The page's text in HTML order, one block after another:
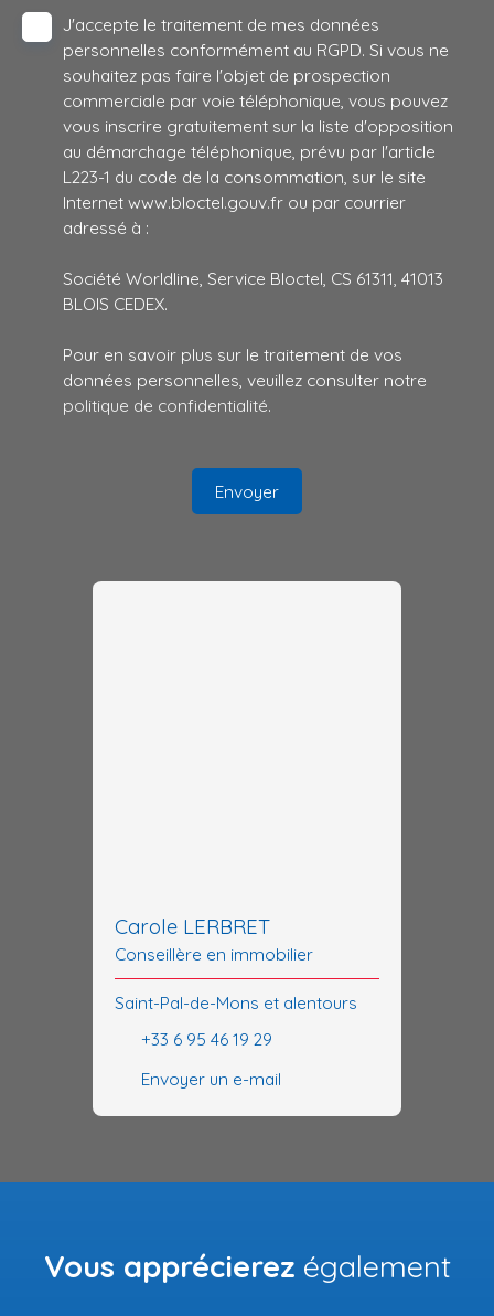
J'accepte le traitement de mes données
personnelles conformément au RGPD. Si vous ne
souhaitez pas faire l'objet de prospection
commerciale par voie téléphonique, vous pouvez
vous inscrire gratuitement sur la liste d'opposition
au démarchage téléphonique, prévu par l'article
L223-1 du code de la consommation, sur le site
Internet www.bloctel.gouv.fr ou par courrier
adressé à :
Société Worldline, Service Bloctel, CS 61311, 41013
BLOIS CEDEX.
Pour en savoir plus sur le traitement de vos
données personnelles, veuillez consulter notre
politique de confidentialité.
Envoyer
Carole LERBRET
Conseillère en immobilier
Saint-Pal-de-Mons et alentours
+33 6 95 46 19 29
Envoyer un e-mail
Vous apprécierez également